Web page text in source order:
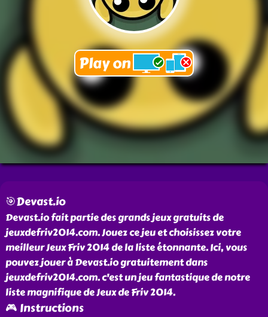
🎯Devast.io
Devast.io fait partie des grands jeux gratuits de
jeuxdefriv2014.com. Jouez ce jeu et choisissez votre
meilleur Jeux Friv 2014 de la liste étonnante. Ici, vous
pouvez jouer à Devast.io gratuitement dans
jeuxdefriv2014.com. c'est un jeu fantastique de notre
liste magnifique de Jeux de Friv 2014.
🎮 Instructions